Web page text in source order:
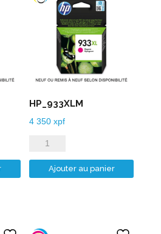
HP_933XLM
4 350xpf
quantité
de
HP_933XLM
Ajouter au panier